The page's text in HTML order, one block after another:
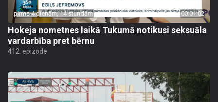
pirms 4 dienām, 14 stundām 00:01:02
Hokeja nometnes laikā Tukumā notikusi seksuāla
vardarbība pret bērnu
412. epizode